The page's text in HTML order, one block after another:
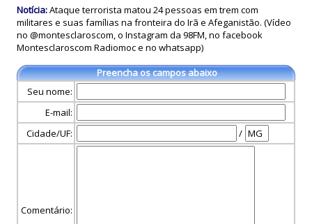
Notícia:Ataque terrorista matou 24 pessoas em trem com
militares e suas famílias na fronteira do Irã e Afeganistão. (Vídeo
no @montesclaroscom, o Instagram da 98FM, no facebook
Montesclaroscom Radiomoc e no whatsapp)
Preencha os campos abaixo
Seu nome:
E-mail:
Cidade/UF:
/
Comentário: